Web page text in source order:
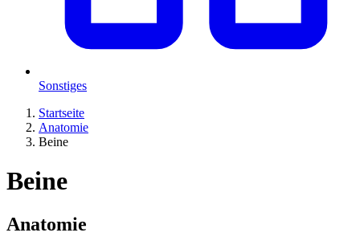
Sonstiges
Startseite
Anatomie
Beine
Beine
Anatomie